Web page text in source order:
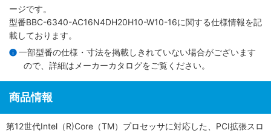
ージです。
型番BBC-6340-AC16N4DH20H10-W10-16に関する仕様情報を記
載しております。
一部型番の仕様・寸法を掲載しきれていない場合がございます
ので、詳細は メーカーカタログをご覧ください。
商品情報
第12世代Intel（R)Core（TM）プロセッサに対応した、PCI拡張スロ